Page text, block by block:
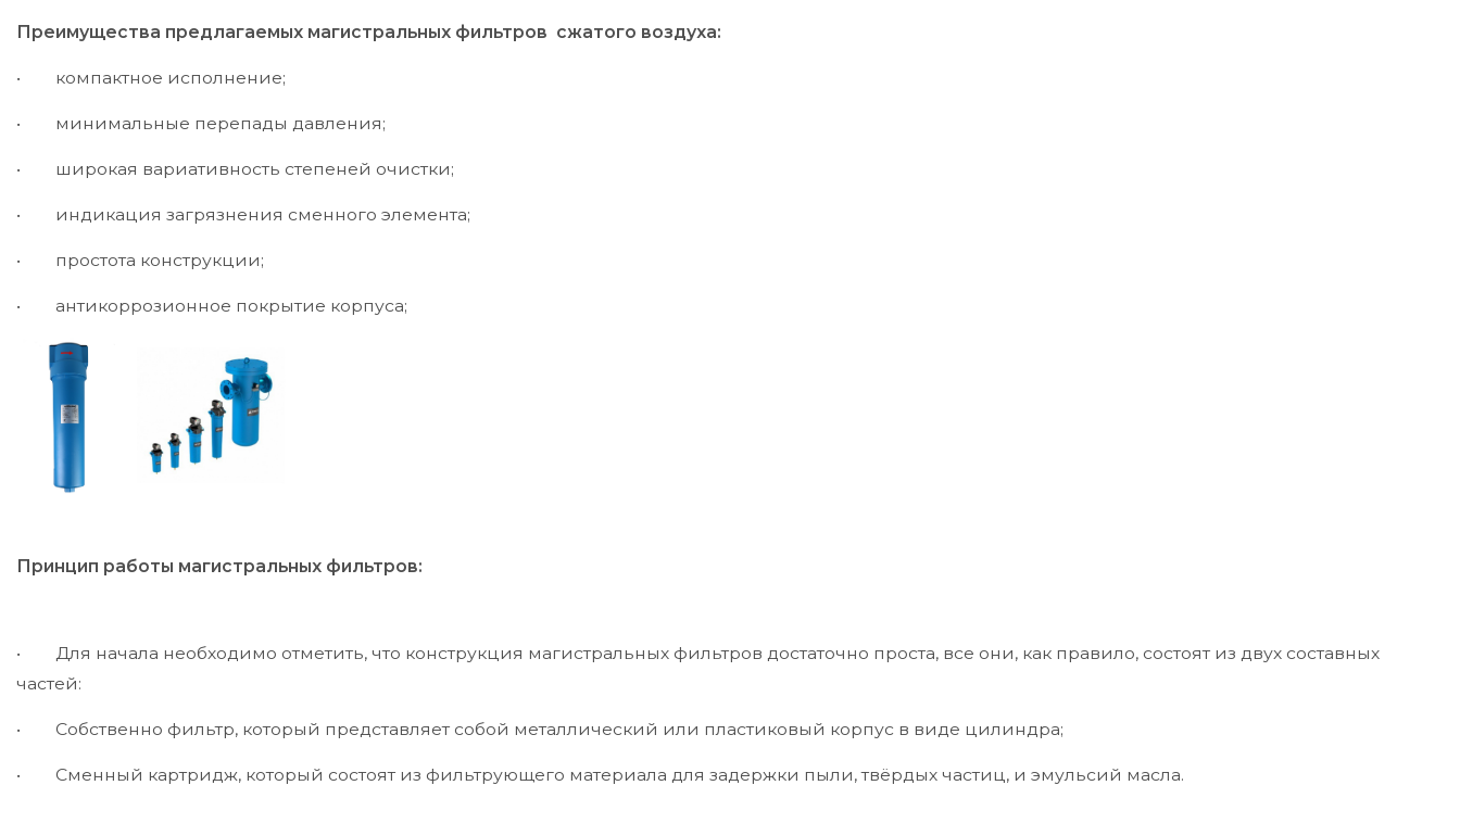
Преимущества предлагаемых магистральных фильтров сжатого воздуха:
• компактное исполнение;
• минимальные перепады давления;
• широкая вариативность степеней очистки;
• индикация загрязнения сменного элемента;
• простота конструкции;
• антикоррозионное покрытие корпуса;
Принцип работы магистральных фильтров:
• Для начала необходимо отметить, что конструкция магистральных фильтров достаточно проста, все они, как правило, состоят из двух составных
частей:
• Собственно фильтр, который представляет собой металлический или пластиковый корпус в виде цилиндра;
• Сменный картридж, который состоят из фильтрующего материала для задержки пыли, твёрдых частиц, и эмульсий масла.